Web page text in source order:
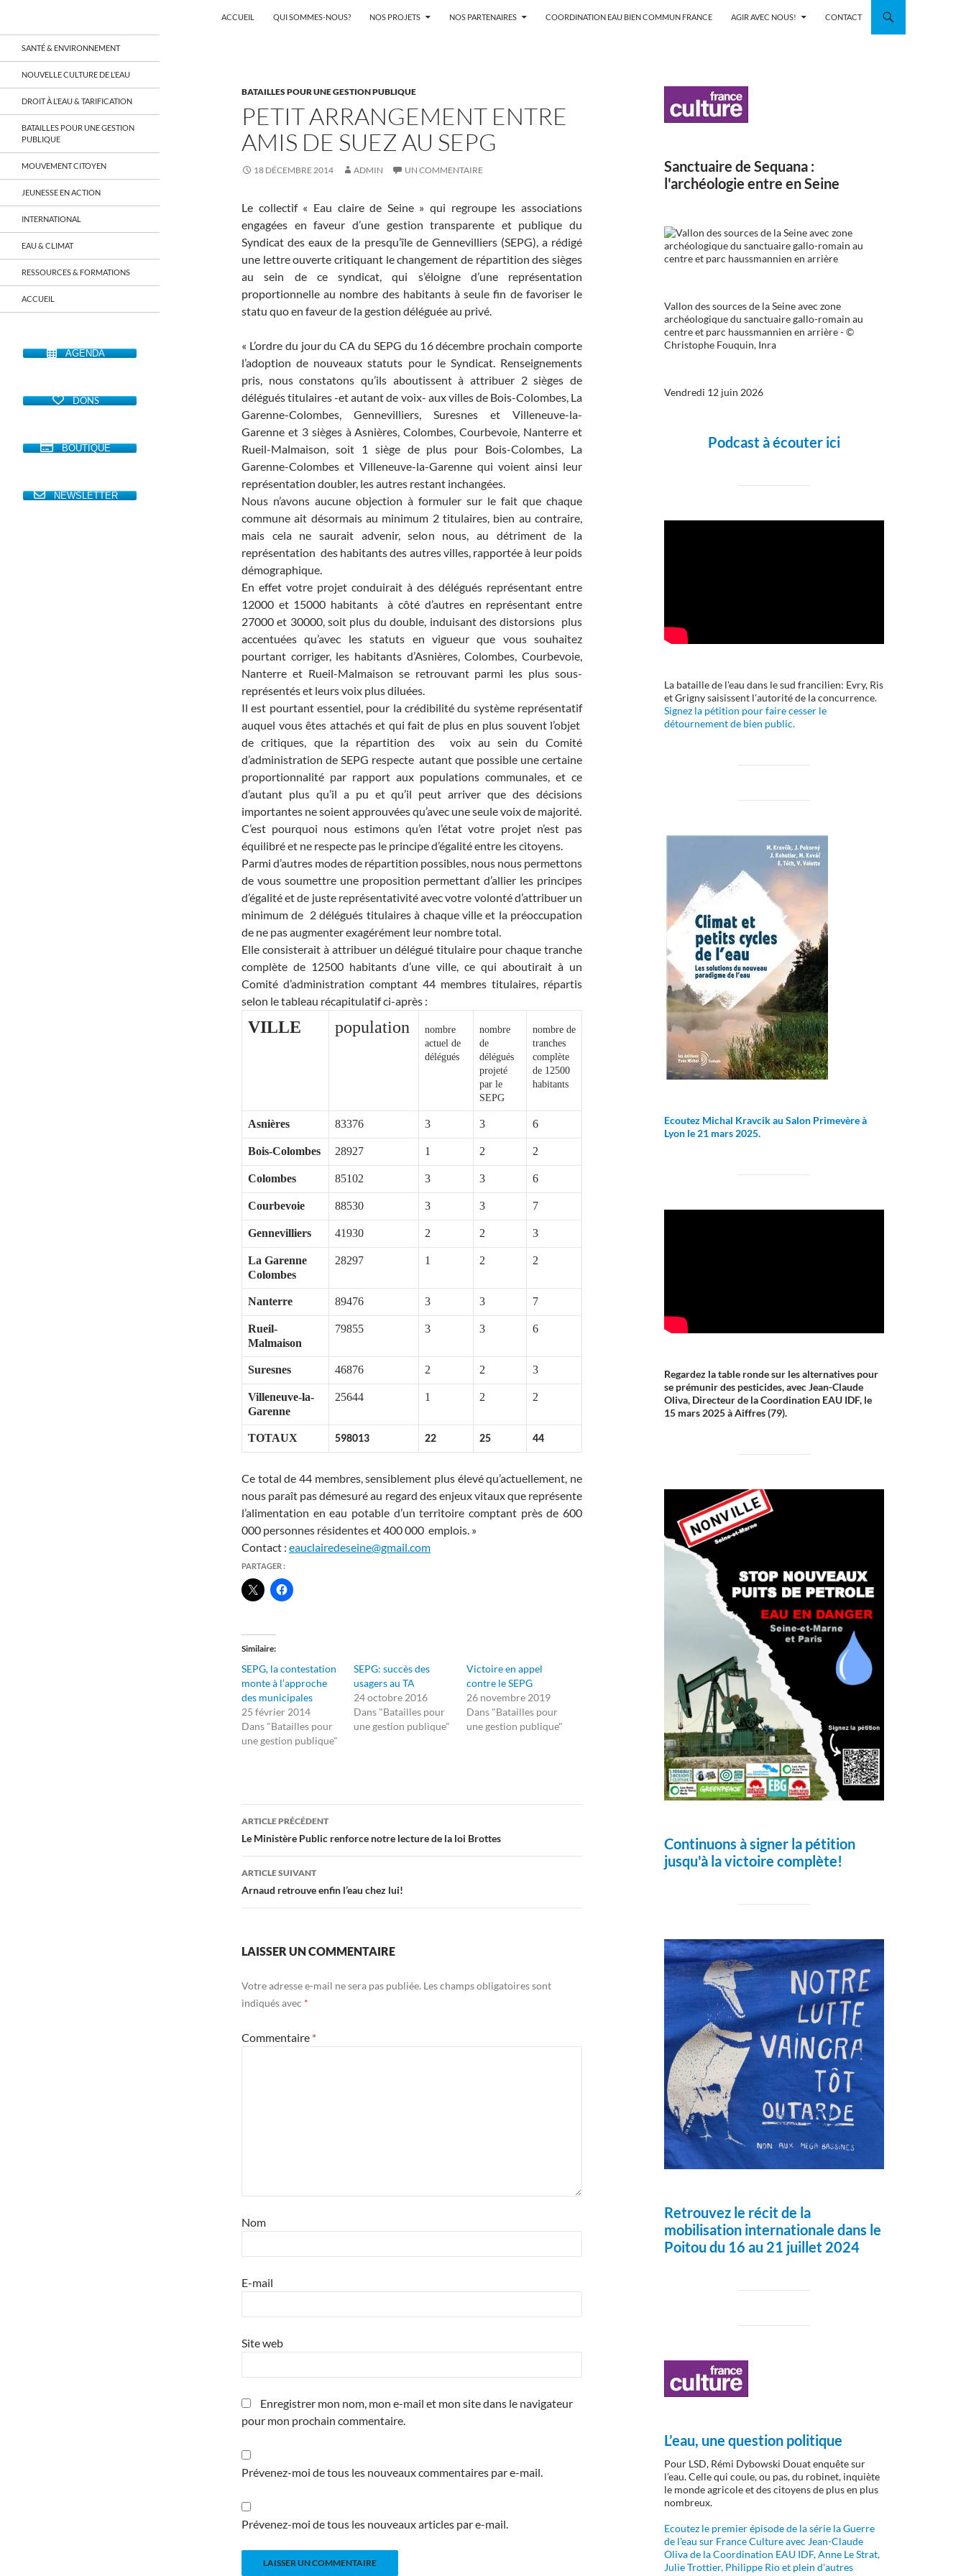
Aller
au
contenu
ACCUEIL QUI SOMMES-NOUS? NOS PROJETS NOS PARTENAIRES COORDINATION EAU BIEN COMMUN FRANCE AGIR AVEC NOUS! CONTACT
BATAILLES POUR UNE GESTION PUBLIQUE
PETIT ARRANGEMENT ENTRE
AMIS DE SUEZ AU SEPG
18 DÉCEMBRE 2014 ADMIN UN COMMENTAIRE
Le collectif « Eau claire de Seine » qui regroupe les associations
engagées en faveur d’une gestion transparente et publique du
Syndicat des eaux de la presqu’île de Gennevilliers (SEPG), a rédigé
une lettre ouverte critiquant le changement de répartition des sièges
au sein de ce syndicat, qui s’éloigne d’une représentation
proportionnelle au nombre des habitants à seule fin de favoriser le
statu quo en faveur de la gestion déléguée au privé.
« L’ordre du jour du CA du SEPG du 16 décembre prochain comporte
l’adoption de nouveaux statuts pour le Syndicat. Renseignements
pris, nous constatons qu’ils aboutissent à attribuer 2 sièges de
délégués titulaires -et autant de voix- aux villes de Bois-Colombes, La
Garenne-Colombes, Gennevilliers, Suresnes et Villeneuve-la-
Garenne et 3 sièges à Asnières, Colombes, Courbevoie, Nanterre et
Rueil-Malmaison, soit 1 siège de plus pour Bois-Colombes, La
Garenne-Colombes et Villeneuve-la-Garenne qui voient ainsi leur
représentation doubler, les autres restant inchangées.
Nous n’avons aucune objection à formuler sur le fait que chaque
commune ait désormais au minimum 2 titulaires, bien au contraire,
mais cela ne saurait advenir, selon nous, au détriment de la
représentation des habitants des autres villes, rapportée à leur poids
démographique.
En effet votre projet conduirait à des délégués représentant entre
12000 et 15000 habitants à côté d’autres en représentant entre
27000 et 30000, soit plus du double, induisant des distorsions plus
accentuées qu’avec les statuts en vigueur que vous souhaitez
pourtant corriger, les habitants d’Asnières, Colombes, Courbevoie,
Nanterre et Rueil-Malmaison se retrouvant parmi les plus sous-
représentés et leurs voix plus diluées.
Il est pourtant essentiel, pour la crédibilité du système représentatif
auquel vous êtes attachés et qui fait de plus en plus souvent l’objet
de critiques, que la répartition des voix au sein du Comité
d’administration de SEPG respecte autant que possible une certaine
proportionnalité par rapport aux populations communales, et ce
d’autant plus qu’il a pu et qu’il peut arriver que des décisions
importantes ne soient approuvées qu’avec une seule voix de majorité.
C’est pourquoi nous estimons qu’en l’état votre projet n’est pas
équilibré et ne respecte pas le principe d’égalité entre les citoyens.
Parmi d’autres modes de répartition possibles, nous nous permettons
de vous soumettre une proposition permettant d’allier les principes
d’égalité et de juste représentativité avec votre volonté d’attribuer un
minimum de 2 délégués titulaires à chaque ville et la préoccupation
de ne pas augmenter exagérément leur nombre total.
Elle consisterait à attribuer un délégué titulaire pour chaque tranche
complète de 12500 habitants d’une ville, ce qui aboutirait à un
Comité d’administration comptant 44 membres titulaires, répartis
selon le tableau récapitulatif ci-après :
VILLE population
nombre
actuel de
délégués
nombre
de
délégués
projeté
par le
SEPG
nombre de
tranches
complète
de 12500
habitants
Asnières 83376 3 3 6
Bois-Colombes 28927 1 2 2
Colombes 85102 3 3 6
Courbevoie 88530 3 3 7
Gennevilliers 41930 2 2 3
La Garenne
Colombes
28297 1 2 2
Nanterre 89476 3 3 7
Rueil-
Malmaison
79855 3 3 6
Suresnes 46876 2 2 3
Villeneuve-la-
Garenne
25644 1 2 2
TOTAUX 598013 22 25 44
Ce total de 44 membres, sensiblement plus élevé qu’actuellement, ne
nous paraît pas démesuré au regard des enjeux vitaux que représente
l’alimentation en eau potable d’un territoire comptant près de 600
000 personnes résidentes et 400 000 emplois. »
Contact : eauclairedeseine@gmail.com
PARTAGER :
Similaire
SEPG, la contestation
monte à l’approche
des municipales
25 février 2014
Dans "Batailles pour
une gestion publique"
SEPG: succès des
usagers au TA
24 octobre 2016
Dans "Batailles pour
une gestion publique"
Victoire en appel
contre le SEPG
26 novembre 2019
Dans "Batailles pour
une gestion publique"
Navigation
des
articles
ARTICLE PRÉCÉDENT
Le Ministère Public renforce notre lecture de la loi Brottes
ARTICLE SUIVANT
Arnaud retrouve enfin l’eau chez lui!
LAISSER UN COMMENTAIRE
Votre adresse e-mail ne sera pas publiée. Les champs obligatoires sont
indiqués avec *
Commentaire *
Nom
E-mail
Site web
Enregistrer mon nom, mon e-mail et mon site dans le navigateur
pour mon prochain commentaire.
Prévenez-moi de tous les nouveaux commentaires par e-mail.
Prévenez-moi de tous les nouveaux articles par e-mail.
Sanctuaire de Sequana :
l'archéologie entre en Seine
Vallon des sources de la Seine avec zone
archéologique du sanctuaire gallo-romain au
centre et parc haussmannien en arrière - ©
Christophe Fouquin, Inra
Vendredi 12 juin 2026
Podcast à écouter ici
La bataille de l'eau dans le sud francilien: Evry, Ris
et Grigny saisissent l'autorité de la concurrence.
Signez la pétition pour faire cesser le
détournement de bien public.
Ecoutez Michal Kravcik au Salon Primevère à
Lyon le 21 mars 2025.
Regardez la table ronde sur les alternatives pour
se prémunir des pesticides, avec Jean-Claude
Oliva, Directeur de la Coordination EAU IDF, le
15 mars 2025 à Aiffres (79).
Continuons à signer la pétition
jusqu'à la victoire complète!
Retrouvez le récit de la
mobilisation internationale dans le
Poitou du 16 au 21 juillet 2024
L’eau, une question politique
Pour LSD, Rémi Dybowski Douat enquête sur
l’eau. Celle qui coule, ou pas, du robinet, inquiète
le monde agricole et des citoyens de plus en plus
nombreux.
Ecoutez le premier épisode de la série la Guerre
de l'eau sur France Culture avec Jean-Claude
Oliva de la Coordination EAU IDF, Anne Le Strat,
Julie Trottier, Philippe Rio et plein d'autres
un réseau qui réunit citoyens et
associations autour de la ressource
territoire français, sur tous les
économique, juridique, de la santé,
culturel…
SANTÉ & ENVIRONNEMENT
NOUVELLE CULTURE DE L’EAU
DROIT À L’EAU & TARIFICATION
BATAILLES POUR UNE GESTION
PUBLIQUE
MOUVEMENT CITOYEN
JEUNESSE EN ACTION
INTERNATIONAL
EAU & CLIMAT
RESSOURCES & FORMATIONS
ACCUEIL
AGENDA
DONS
BOUTIQUE
NEWSLETTER